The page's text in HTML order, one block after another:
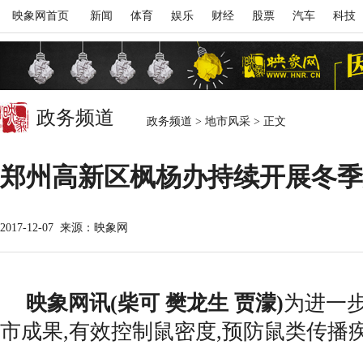
映象网首页 新闻 体育 娱乐 财经 股票 汽车 科技
政务频道 政务频道 > 地市风采 > 正文
郑州高新区枫杨办持续开展冬
2017-12-07 来源：映象网
映象网讯(柴可 樊龙生 贾濛)为进一
市成果,有效控制鼠密度,预防鼠类传播